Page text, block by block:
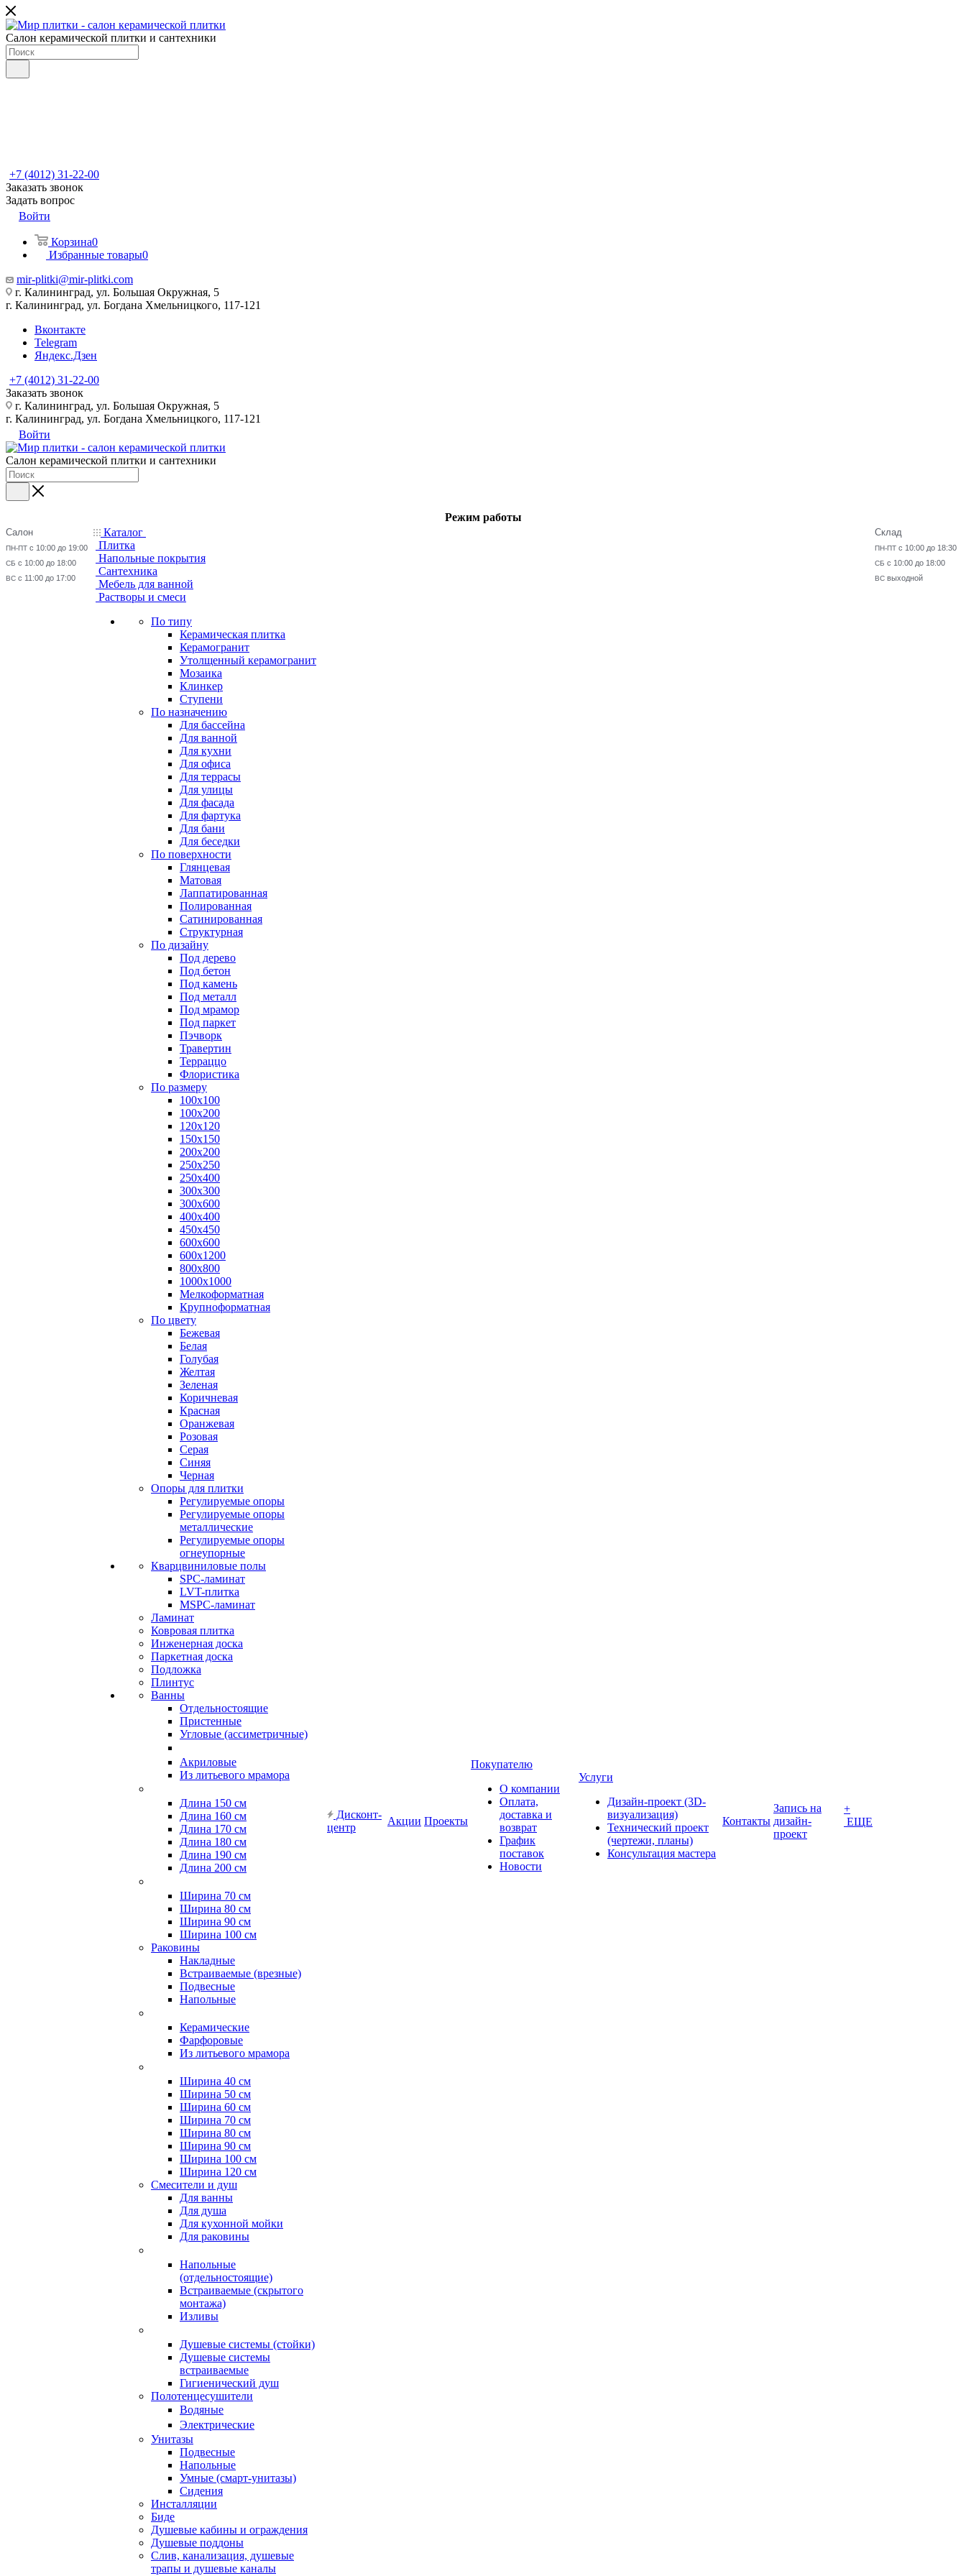
Салон керамической плитки и сантехники
+7 (4012) 31-22-00
Заказать звонок
Задать вопрос
Войти
Корзина0
Избранные товары0
mir-plitki@mir-plitki.com
г. Калининград, ул. Большая Окружная, 5
г. Калининград, ул. Богдана Хмельницкого, 117-121
Вконтакте
Telegram
Яндекс.Дзен
+7 (4012) 31-22-00
Заказать звонок
г. Калининград, ул. Большая Окружная, 5
г. Калининград, ул. Богдана Хмельницкого, 117-121
Войти
Салон керамической плитки и сантехники
Режим работы
Салон
ПН-ПТ с 10:00 до 19:00
СБ с 10:00 до 18:00
ВС с 11:00 до 17:00
Склад
ПН-ПТ с 10:00 до 18:30
СБ с 10:00 до 18:00
ВС выходной
Каталог
Плитка
Напольные покрытия
Сантехника
Мебель для ванной
Растворы и смеси
По типу
Керамическая плитка
Керамогранит
Утолщенный керамогранит
Мозаика
Клинкер
Ступени
По назначению
Для бассейна
Для ванной
Для кухни
Для офиса
Для террасы
Для улицы
Для фасада
Для фартука
Для бани
Для беседки
По поверхности
Глянцевая
Матовая
Лаппатированная
Полированная
Сатинированная
Структурная
По дизайну
Под дерево
Под бетон
Под камень
Под металл
Под мрамор
Под паркет
Пэчворк
Травертин
Терраццо
Флористика
По размеру
100х100
100х200
120х120
150х150
200х200
250х250
250х400
300х300
300х600
400х400
450х450
600х600
600х1200
800х800
1000х1000
Мелкоформатная
Крупноформатная
По цвету
Бежевая
Белая
Голубая
Желтая
Зеленая
Коричневая
Красная
Оранжевая
Розовая
Серая
Синяя
Черная
Опоры для плитки
Регулируемые опоры
Регулируемые опоры
металлические
Регулируемые опоры
огнеупорные
Кварцвиниловые полы
SPC-ламинат
LVT-плитка
MSPC-ламинат
Ламинат
Ковровая плитка
Инженерная доска
Паркетная доска
Подложка
Плинтус
Ванны
Отдельностоящие
Пристенные
Угловые (ассиметричные)
Акриловые
Из литьевого мрамора
Длина 150 см
Длина 160 см
Длина 170 см
Длина 180 см
Длина 190 см
Длина 200 см
Ширина 70 см
Ширина 80 см
Ширина 90 см
Ширина 100 см
Раковины
Накладные
Встраиваемые (врезные)
Подвесные
Напольные
Керамические
Фарфоровые
Из литьевого мрамора
Ширина 40 см
Ширина 50 см
Ширина 60 см
Ширина 70 см
Ширина 80 см
Ширина 90 см
Ширина 100 см
Ширина 120 см
Смесители и душ
Для ванны
Для душа
Для кухонной мойки
Для раковины
Напольные
(отдельностоящие)
Встраиваемые (скрытого
монтажа)
Изливы
Душевые системы (стойки)
Душевые системы
встраиваемые
Гигиенический душ
Полотенцесушители
ㅤВодяные
ㅤЭлектрические
Унитазы
Подвесные
Напольные
Умные (смарт-унитазы)
Сидения
Инсталляции
Биде
Душевые кабины и ограждения
Душевые поддоны
Слив, канализация, душевые
трапы и душевые каналы
Дисконт-
центр
Акции Проекты
Покупателю
О компании
Оплата,
доставка и
возврат
График
поставок
Новости
Услуги
Дизайн-проект (3D-
визуализация)
Технический проект
(чертежи, планы)
Консультация мастера
Контакты
Запись на
дизайн-
проект
+
ЕЩЕ